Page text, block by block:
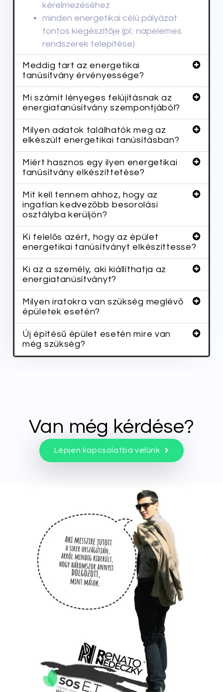
kérelmezéséhez
minden energetikai célú pályázat
fontos kiegészítője (pl.: napelemes
rendszerek telepítése)
Meddig tart az energetikai
tanúsítvány érvényessége?
Mi számít lényeges felújításnak az
energiatanúsítvány szempontjából?
Milyen adatok találhatók meg az
elkészült energetikai tanúsításban?
Miért hasznos egy ilyen energetikai
tanúsítvány elkészíttetése?
Mit kell tennem ahhoz, hogy az
ingatlan kedvezőbb besorolási
osztályba kerüljön?
Ki felelős azért, hogy az épület
energetikai tanúsítványt elkészíttesse?
Ki az a személy, aki kiállíthatja az
energiatanúsítványt?
Milyen iratokra van szükség meglévő
épületek esetén?
Új építésű épület esetén mire van
még szükség?
Van még kérdése?
Lépjen kapcsolatba velünk